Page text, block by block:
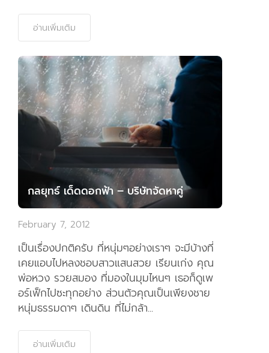
อ่านเพิ่มเติม
กลยุทธ์ เด็ดดอกฟ้า – บริษัทจัดหาคู่
February 7, 2012
เป็นเรื่องปกติครับ ที่หนุ่มๆอย่างเราๆ จะมีบ้างที่
เคยแอบไปหลงชอบสาวแสนสวย เรียนเก่ง คุณ
พ่อหวง รวยสมอง ที่มองในมุมไหนๆ เธอก็ดูเพ
อร์เฟ็กไปซะทุกอย่าง ส่วนตัวคุณเป็นเพียงชาย
หนุ่มธรรมดาๆ เดินดิน ที่ไม่กล้า...
อ่านเพิ่มเติม